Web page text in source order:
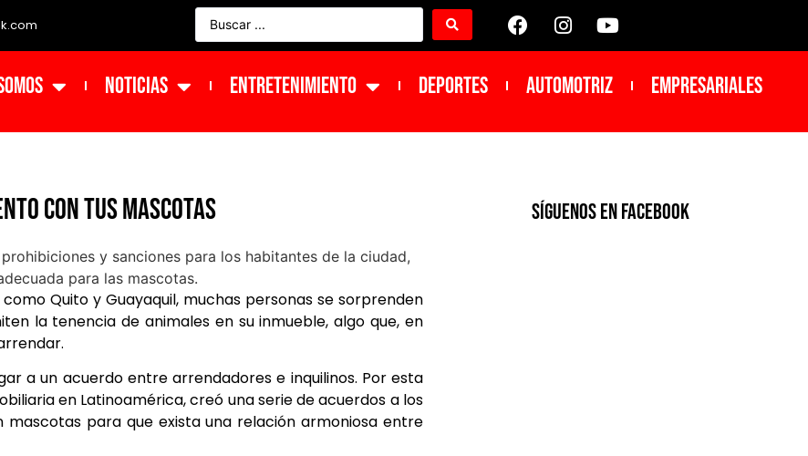
NOTICIAS ENTRETENIMIENTO DEPORTES Automotriz Empresariales
con tus mascotas
Quito y Guayaquil, muchas personas se sorprenden
la tenencia de animales en su inmueble, algo que, en
a un acuerdo entre arrendadores e inquilinos. Por esta
en Latinoamérica, creó una serie de acuerdos a los
para que exista una relación armoniosa entre
SíGUENOS EN FACEBOOK